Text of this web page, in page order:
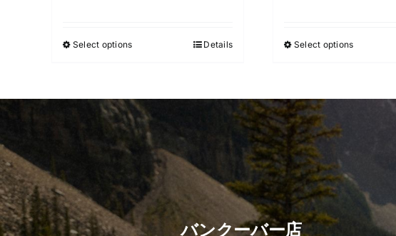
through
Select optionsThis
multiple
variants.
The
options
may
be
chosen
Details Select optionsThis
multiple
may
be
バンクーバー店